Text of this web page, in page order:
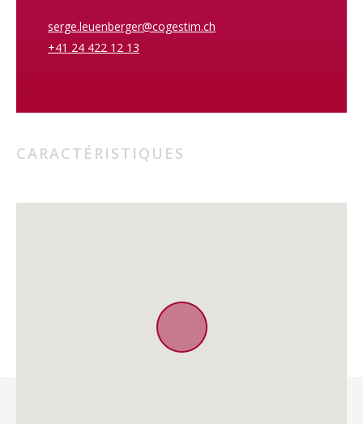
Demandez-nous également la brochure de vente de ce bien.
serge.leuenberger@cogestim.ch
+41 24 422 12 13
CARACTÉRISTIQUES